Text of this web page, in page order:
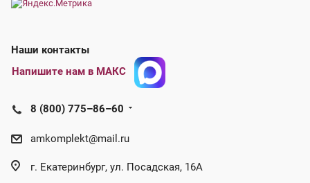
Наши контакты
Напишите нам в МАКС
8 (800) 775–86–60
amkomplekt@mail.ru
г. Екатеринбург, ул. Посадская, 16А